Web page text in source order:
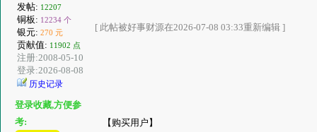
发帖: 12207
铜板: 12234 个
银元: 270 元
贡献值: 11902 点
注册:2008-05-10
登录:2026-08-08
历史记录
登录收藏,方便参
考:
[ 此帖被好事财源在2026-07-08 03:33重新编辑 ]
【购买用户】